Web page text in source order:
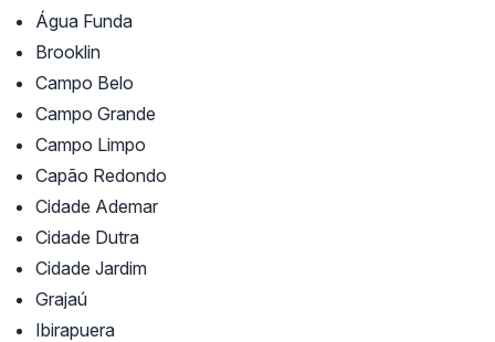
Água Funda
Brooklin
Campo Belo
Campo Grande
Campo Limpo
Capão Redondo
Cidade Ademar
Cidade Dutra
Cidade Jardim
Grajaú
Ibirapuera